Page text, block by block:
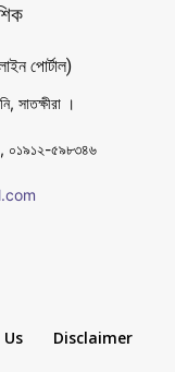
পোর্টাল)
সাতক্ষীরা ।
০১৯১২-৫৯৮৩৪৬
Disclaimer